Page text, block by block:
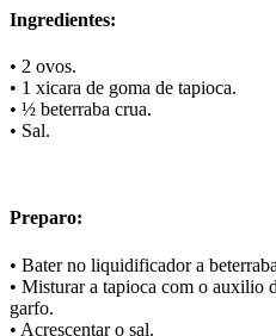
Ingredientes:
• 2 ovos.
• 1 xicara de goma de tapioca.
• ½ beterraba crua.
• Sal.
Preparo:
• Bater no liquidificador a
• Misturar a tapioca com o auxilio
garfo.
• Acrescentar o sal.